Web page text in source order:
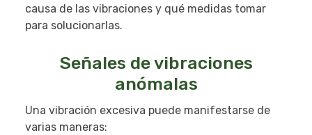
causa de las vibraciones y qué medidas tomar
para solucionarlas.
Señales de vibraciones
anómalas
Una vibración excesiva puede manifestarse de
varias maneras: